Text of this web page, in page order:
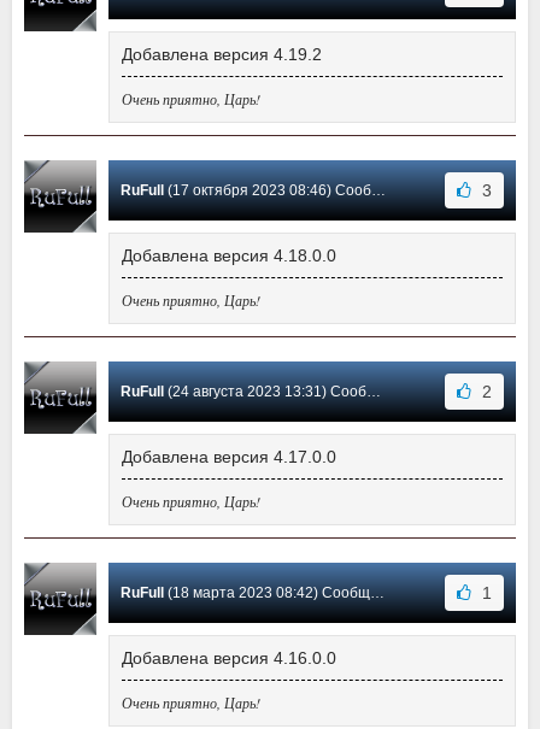
Добавлена версия 4.19.2
Очень приятно, Царь!
RuFull (17 октября 2023 08:46) Сообщение #16 3
Добавлена версия 4.18.0.0
Очень приятно, Царь!
RuFull (24 августа 2023 13:31) Сообщение #15 2
Добавлена версия 4.17.0.0
Очень приятно, Царь!
RuFull (18 марта 2023 08:42) Сообщение #14 1
Добавлена версия 4.16.0.0
Очень приятно, Царь!